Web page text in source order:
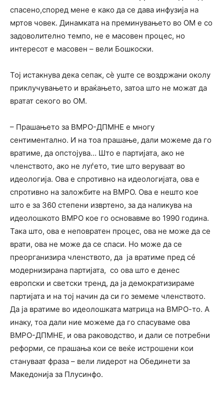
спасено,според мене е како да се дава инфузија на
мртов човек. Динамката на преминувањето во ОМ е со
задоволително темпо, не е масовен процес, но
интересот е масовен – вели Бошкоски.
Тој истакнува дека сепак, сè уште се воздржани околу
приклучувањето и враќањето, затоа што не можат да
вратат секого во ОМ.
– Прашањето за ВМРО-ДПМНЕ е многу
сентиментално. И на тоа прашање, дали можеме да го
вратиме, да опстојува… Што е партијата, ако не
членството, ако не луѓето, тие што веруваат во
идеологија. Ова е спротивно на идеологијата, ова е
спротивно на заложбите на ВМРО. Ова е нешто кое
што е за 360 степени извртено, за да наликува на
идеолошкото ВМРО кое го основавме во 1990 година.
Така што, ова е неповратен процес, ова не може да се
врати, ова не може да се спаси. Но може да се
преорганизира членството, да ја вратиме пред сé
модернизирана партијата, со ова што е денес
европски и светски тренд, да ја демократизираме
партијата и на тој начин да си го земеме членството.
Да ја вратиме во идеолошката матрица на ВМРО-то. А
инаку, тоа дали ние можеме да го спасуваме ова
ВМРО-ДПМНЕ, и ова раководство, и дали се потребни
реформи, се прашања кои се веќе истрошени кои
стануваат фраза – вели лидерот на Обединети за
Македонија за Плусинфо.